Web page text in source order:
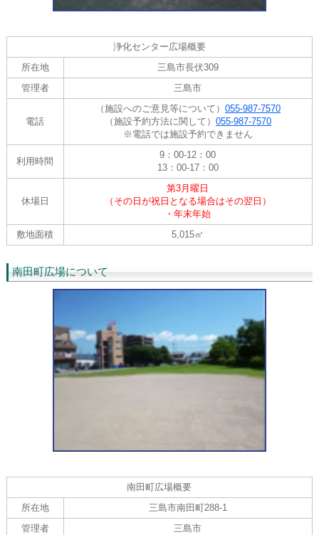
浄化センター広場概要
所在地
三島市長伏309
管理者
三島市
電話
（施設へのご意見等について） 055-987-7570
（施設予約方法に関して） 055-987-7570
※電話では施設予約できません
利用時間
9：00-12：00
13：00-17：00
休場日
第3月曜日
（その日が祝日となる場合はその翌日）
・年末年始
敷地面積
5,015㎡
南田町広場について
南田町広場概要
所在地
三島市南田町288-1
管理者
三島市